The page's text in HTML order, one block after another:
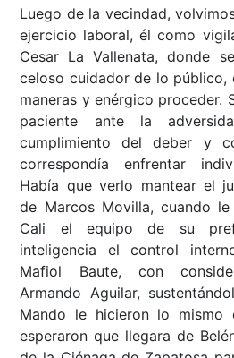
Luego de la vecindad,
ejercicio laboral, él como
Cesar La Vallenata, donde
celoso cuidador de lo público,
maneras y enérgico proceder.
paciente ante la
cumplimiento del deber y
correspondía enfrentar
Había que verlo mantear el
de Marcos Movilla, cuando
Cali el equipo de su
inteligencia el control
Mafiol Baute, con
Armando Aguilar,
Mando le hicieron lo mismo
esperaron que llegara de